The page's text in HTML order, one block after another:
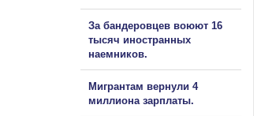
За бандеровцев воюют 16
тысяч иностранных
наемников.
Мигрантам вернули 4
миллиона зарплаты.